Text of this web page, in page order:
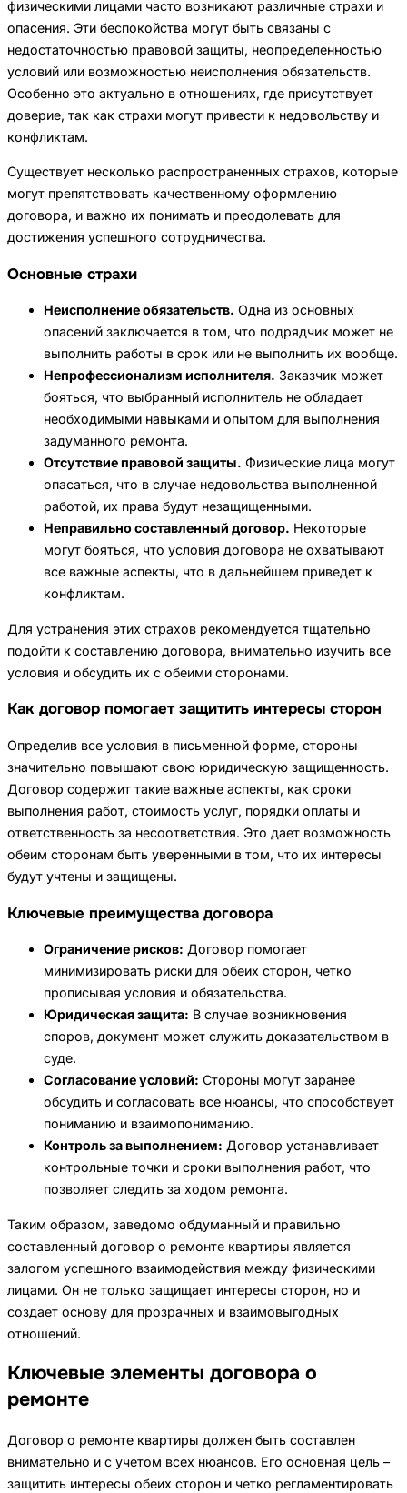
физическими лицами часто возникают различные страхи и
опасения. Эти беспокойства могут быть связаны с
недостаточностью правовой защиты, неопределенностью
условий или возможностью неисполнения обязательств.
Особенно это актуально в отношениях, где присутствует
доверие, так как страхи могут привести к недовольству и
конфликтам.
Существует несколько распространенных страхов, которые
могут препятствовать качественному оформлению
договора, и важно их понимать и преодолевать для
достижения успешного сотрудничества.
Основные страхи
Неисполнение обязательств. Одна из основных
опасений заключается в том, что подрядчик может не
выполнить работы в срок или не выполнить их вообще.
Непрофессионализм исполнителя. Заказчик может
бояться, что выбранный исполнитель не обладает
необходимыми навыками и опытом для выполнения
задуманного ремонта.
Отсутствие правовой защиты. Физические лица могут
опасаться, что в случае недовольства выполненной
работой, их права будут незащищенными.
Неправильно составленный договор. Некоторые
могут бояться, что условия договора не охватывают
все важные аспекты, что в дальнейшем приведет к
конфликтам.
Для устранения этих страхов рекомендуется тщательно
подойти к составлению договора, внимательно изучить все
условия и обсудить их с обеими сторонами.
Как договор помогает защитить интересы сторон
Определив все условия в письменной форме, стороны
значительно повышают свою юридическую защищенность.
Договор содержит такие важные аспекты, как сроки
выполнения работ, стоимость услуг, порядки оплаты и
ответственность за несоответствия. Это дает возможность
обеим сторонам быть уверенными в том, что их интересы
будут учтены и защищены.
Ключевые преимущества договора
Ограничение рисков: Договор помогает
минимизировать риски для обеих сторон, четко
прописывая условия и обязательства.
Юридическая защита: В случае возникновения
споров, документ может служить доказательством в
суде.
Согласование условий: Стороны могут заранее
обсудить и согласовать все нюансы, что способствует
пониманию и взаимопониманию.
Контроль за выполнением: Договор устанавливает
контрольные точки и сроки выполнения работ, что
позволяет следить за ходом ремонта.
Таким образом, заведомо обдуманный и правильно
составленный договор о ремонте квартиры является
залогом успешного взаимодействия между физическими
лицами. Он не только защищает интересы сторон, но и
создает основу для прозрачных и взаимовыгодных
отношений.
Ключевые элементы договора о
ремонте
Договор о ремонте квартиры должен быть составлен
внимательно и с учетом всех нюансов. Его основная цель –
защитить интересы обеих сторон и четко регламентировать